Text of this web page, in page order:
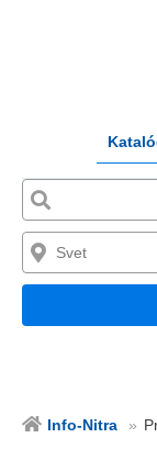
Info-Nitra